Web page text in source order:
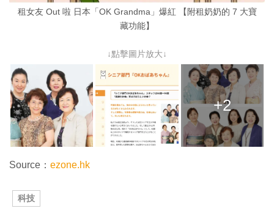
租女友 Out 啦 日本「OK Grandma」爆紅 【附租奶奶的 7 大寶
藏功能】
↓點擊圖片放大↓
+2
Source： ezone.hk
科技